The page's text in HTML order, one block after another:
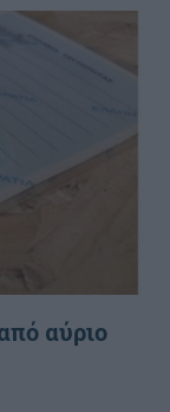
αύριο